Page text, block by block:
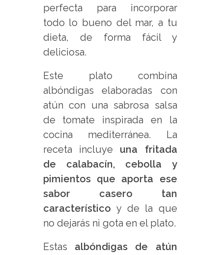
perfecta para incorporar
todo lo bueno del mar, a tu
dieta, de forma fácil y
deliciosa.
Este plato combina
albóndigas elaboradas con
atún con una sabrosa salsa
de tomate inspirada en la
cocina mediterránea. La
receta incluye una fritada
de calabacín, cebolla y
pimientos que aporta ese
sabor casero tan
característico y de la que
no dejarás ni gota en el plato.
Estas albóndigas de atún